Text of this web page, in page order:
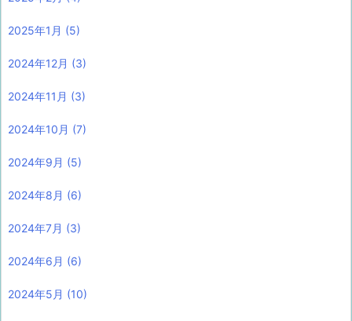
2025年1月 (5)
2024年12月 (3)
2024年11月 (3)
2024年10月 (7)
2024年9月 (5)
2024年8月 (6)
2024年7月 (3)
2024年6月 (6)
2024年5月 (10)